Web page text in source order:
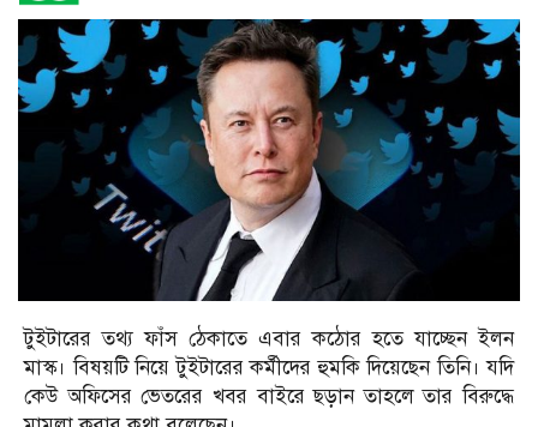
টুইটারের তথ্য ফাঁস ঠেকাতে এবার কঠোর হতে যাচ্ছেন ইলন
মাস্ক। বিষয়টি নিয়ে টুইটারের কর্মীদের হুমকি দিয়েছেন তিনি। যদি
কেউ অফিসের ভেতরের খবর বাইরে ছড়ান তাহলে তার বিরুদ্ধে